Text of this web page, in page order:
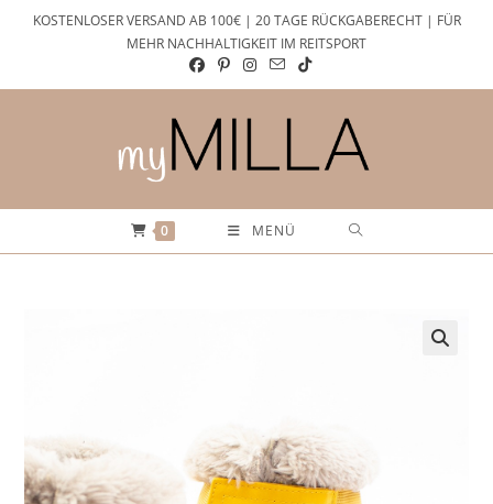
KOSTENLOSER VERSAND AB 100€ | 20 TAGE RÜCKGABERECHT | FÜR
MEHR NACHHALTIGKEIT IM REITSPORT
0 MENÜ